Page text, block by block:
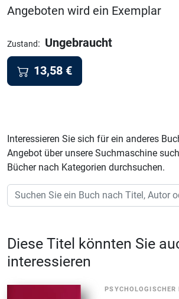
Angeboten wird ein Exemplar
Zustand: Ungebraucht
13,58 €
Interessieren Sie sich für ein anderes
Angebot über unsere Suchmaschine
Bücher nach Kategorien durchsuchen.
Diese Titel könnten Sie
interessieren
PSYCHOLOGISCHER